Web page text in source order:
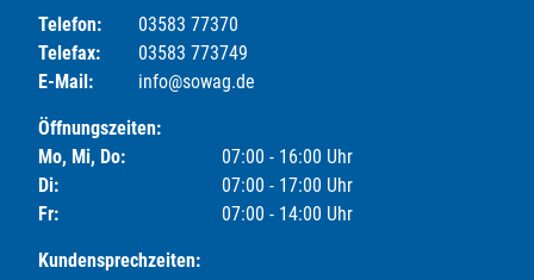
Telefon:
03583 77370
Telefax:
03583 773749
E-Mail:
info@sowag.de
Öffnungszeiten:
Mo, Mi, Do:
07:00 - 16:00 Uhr
Di:
07:00 - 17:00 Uhr
Fr:
07:00 - 14:00 Uhr
Kundensprechzeiten: